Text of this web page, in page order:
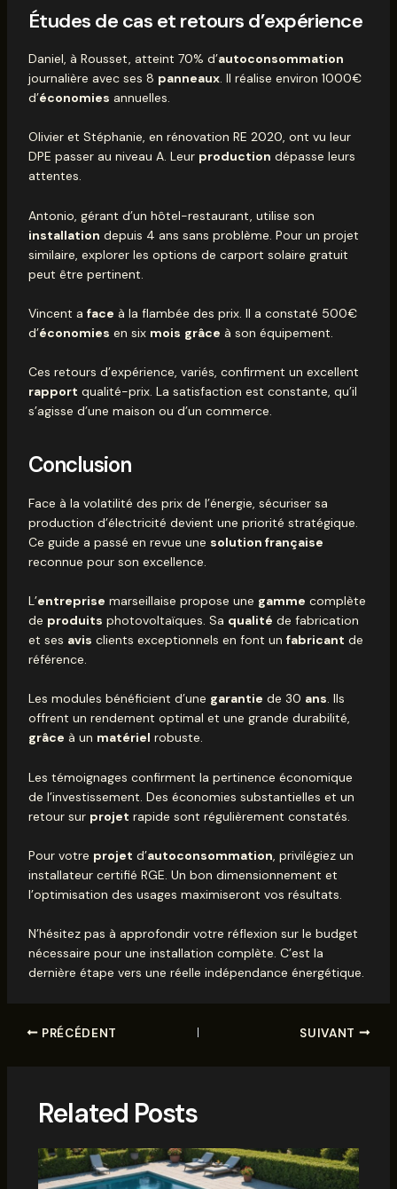
Études de cas et retours d’expérience
Daniel, à Rousset, atteint 70% d’autoconsommation
journalière avec ses 8 panneaux. Il réalise environ 1000€
d’économies annuelles.
Olivier et Stéphanie, en rénovation RE 2020, ont vu leur
DPE passer au niveau A. Leur production dépasse leurs
attentes.
Antonio, gérant d’un hôtel-restaurant, utilise son
installation depuis 4 ans sans problème. Pour un projet
similaire, explorer les options de carport solaire gratuit
peut être pertinent.
Vincent a face à la flambée des prix. Il a constaté 500€
d’économies en six mois grâce à son équipement.
Ces retours d’expérience, variés, confirment un excellent
rapport qualité-prix. La satisfaction est constante, qu’il
s’agisse d’une maison ou d’un commerce.
Conclusion
Face à la volatilité des prix de l’énergie, sécuriser sa
production d’électricité devient une priorité stratégique.
Ce guide a passé en revue une solution française
reconnue pour son excellence.
L’entreprise marseillaise propose une gamme complète
de produits photovoltaïques. Sa qualité de fabrication
et ses avis clients exceptionnels en font un fabricant de
référence.
Les modules bénéficient d’une garantie de 30 ans. Ils
offrent un rendement optimal et une grande durabilité,
grâce à un matériel robuste.
Les témoignages confirment la pertinence économique
de l’investissement. Des économies substantielles et un
retour sur projet rapide sont régulièrement constatés.
Pour votre projet d’autoconsommation, privilégiez un
installateur certifié RGE. Un bon dimensionnement et
l’optimisation des usages maximiseront vos résultats.
N’hésitez pas à approfondir votre réflexion sur le budget
nécessaire pour une installation complète. C’est la
dernière étape vers une réelle indépendance énergétique.
PRÉCÉDENT SUIVANT
Related Posts